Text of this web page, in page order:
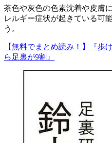
茶色や灰色の色素沈着や皮膚
レルギー症状が起きている可
う。
【無料でまとめ読み！】『歩
ら足裏が9割 』